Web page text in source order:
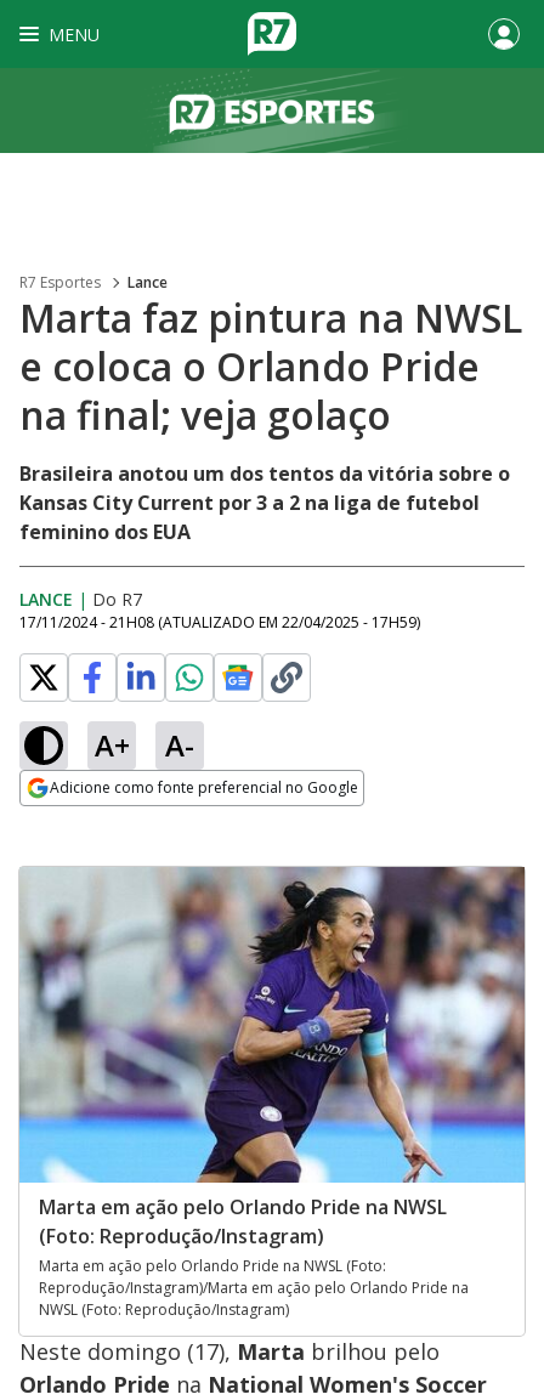
MENU
R7 Esportes Lance
Marta faz pintura na NWSL
e coloca o Orlando Pride
na final; veja golaço
Brasileira anotou um dos tentos da vitória sobre o
Kansas City Current por 3 a 2 na liga de futebol
feminino dos EUA
LANCE | Do R7
17/11/2024 - 21H08 (ATUALIZADO EM 22/04/2025 - 17H59)
A+ A-
Adicione como fonte preferencial no Google
Marta em ação pelo Orlando Pride na NWSL
(Foto: Reprodução/Instagram)
Marta em ação pelo Orlando Pride na NWSL (Foto:
Reprodução/Instagram)/Marta em ação pelo Orlando Pride na
NWSL (Foto: Reprodução/Instagram)
Neste domingo (17), Marta brilhou pelo
Orlando Pride na National Women's Soccer